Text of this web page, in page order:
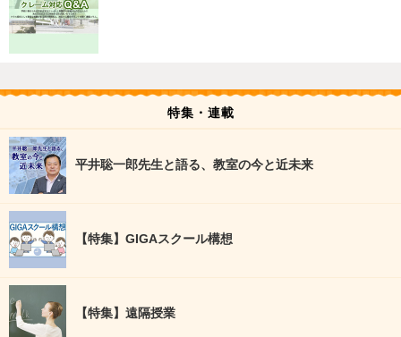
特集・連載
平井聡一郎先生と語る、教室の今と近未来
【特集】GIGAスクール構想
【特集】遠隔授業